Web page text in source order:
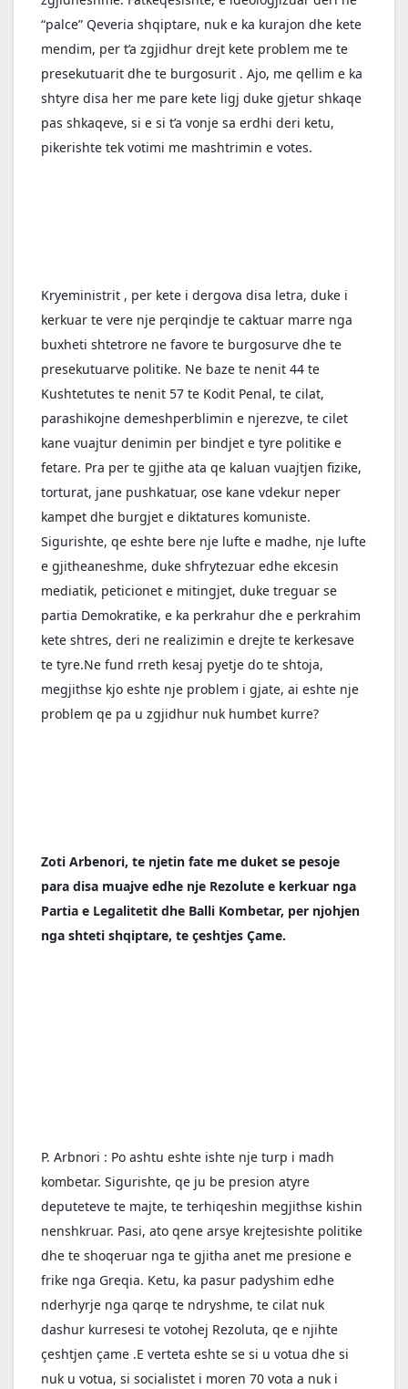
“palce” Qeveria shqiptare, nuk e ka kurajon dhe kete
mendim, per t’a zgjidhur drejt kete problem me te
presekutuarit dhe te burgosurit . Ajo, me qellim e ka
shtyre disa her me pare kete ligj duke gjetur shkaqe
pas shkaqeve, si e si t’a vonje sa erdhi deri ketu,
pikerishte tek votimi me mashtrimin e votes.
Kryeministrit , per kete i dergova disa letra, duke i
kerkuar te vere nje perqindje te caktuar marre nga
buxheti shtetrore ne favore te burgosurve dhe te
presekutuarve politike. Ne baze te nenit 44 te
Kushtetutes te nenit 57 te Kodit Penal, te cilat,
parashikojne demeshperblimin e njerezve, te cilet
kane vuajtur denimin per bindjet e tyre politike e
fetare. Pra per te gjithe ata qe kaluan vuajtjen fizike,
torturat, jane pushkatuar, ose kane vdekur neper
kampet dhe burgjet e diktatures komuniste.
Sigurishte, qe eshte bere nje lufte e madhe, nje lufte
e gjitheaneshme, duke shfrytezuar edhe ekcesin
mediatik, peticionet e mitingjet, duke treguar se
partia Demokratike, e ka perkrahur dhe e perkrahim
kete shtres, deri ne realizimin e drejte te kerkesave
te tyre.Ne fund rreth kesaj pyetje do te shtoja,
megjithse kjo eshte nje problem i gjate, ai eshte nje
problem qe pa u zgjidhur nuk humbet kurre?
Zoti Arbenori, te njetin fate me duket se pesoje
para disa muajve edhe nje Rezolute e kerkuar nga
Partia e Legalitetit dhe Balli Kombetar, per njohjen
nga shteti shqiptare, te çeshtjes Çame.
P. Arbnori : Po ashtu eshte ishte nje turp i madh
kombetar. Sigurishte, qe ju be presion atyre
deputeteve te majte, te terhiqeshin megjithse kishin
nenshkruar. Pasi, ato qene arsye krejtesishte politike
dhe te shoqeruar nga te gjitha anet me presione e
frike nga Greqia. Ketu, ka pasur padyshim edhe
nderhyrje nga qarqe te ndryshme, te cilat nuk
dashur kurresesi te votohej Rezoluta, qe e njihte
çeshtjen çame .E verteta eshte se si u votua dhe si
nuk u votua, si socialistet i moren 70 vota a nuk i